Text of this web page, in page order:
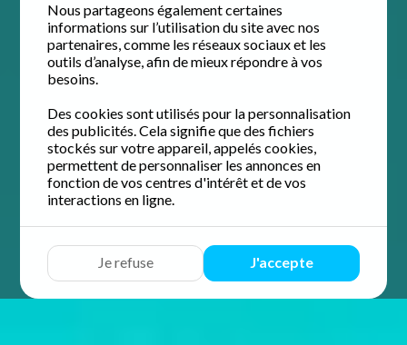
Nous partageons également certaines
informations sur l’utilisation du site avec nos
partenaires, comme les réseaux sociaux et les
outils d’analyse, afin de mieux répondre à vos
besoins.
Des cookies sont utilisés pour la personnalisation
des publicités. Cela signifie que des fichiers
stockés sur votre appareil, appelés cookies,
permettent de personnaliser les annonces en
fonction de vos centres d'intérêt et de vos
interactions en ligne.
Je refuse J'accepte